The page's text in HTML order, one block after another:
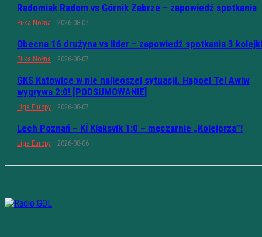
Radomiak Radom vs Górnik Zabrze – zapowiedź spotkania
Piłka Nożna 2026-08-07
Obecna 16 drużyna vs lider – zapowiedź spotkania 3 kolejki
Piłka Nożna 2026-08-07
GKS Katowice w nie najleoszej sytuacji. Hapoel Tel Awiw
wygrywa 2:0! [PODSUMOWANIE]
Liga Europy 2026-08-07
Lech Poznań – KÍ Klaksvík 1:0 – męczarnie „Kolejorza”!
Liga Europy 2026-08-06